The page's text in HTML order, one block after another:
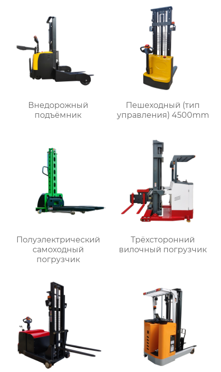
Внедорожный
подъёмник
Пешеходный (тип
управления) 4500mm
Полуэлектрический
самоходный
погрузчик
Трёхсторонний
вилочный погрузчик